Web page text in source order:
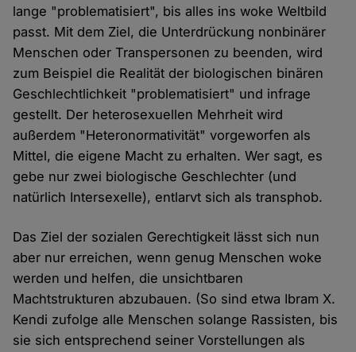
lange "problematisiert", bis alles ins woke Weltbild
passt. Mit dem Ziel, die Unterdrückung nonbinärer
Menschen oder Transpersonen zu beenden, wird
zum Beispiel die Realität der biologischen binären
Geschlechtlichkeit "problematisiert" und infrage
gestellt. Der heterosexuellen Mehrheit wird
außerdem "Heteronormativität" vorgeworfen als
Mittel, die eigene Macht zu erhalten. Wer sagt, es
gebe nur zwei biologische Geschlechter (und
natürlich Intersexelle), entlarvt sich als transphob.
Das Ziel der sozialen Gerechtigkeit lässt sich nun
aber nur erreichen, wenn genug Menschen woke
werden und helfen, die unsichtbaren
Machtstrukturen abzubauen. (So sind etwa Ibram X.
Kendi zufolge alle Menschen solange Rassisten, bis
sie sich entsprechend seiner Vorstellungen als